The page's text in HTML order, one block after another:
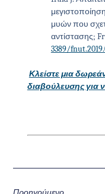
μυών που
αντίστασης;
3389/
Κλείστε μια
διαβούλευσης για